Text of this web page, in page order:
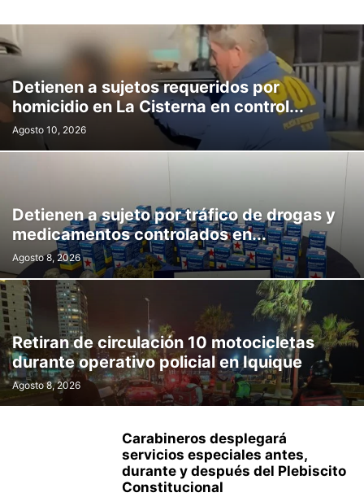
Detienen a sujetos requeridos por
homicidio en La Cisterna en control...
Agosto 10, 2026
Detienen a sujeto por tráfico de drogas y
medicamentos controlados en...
Agosto 8, 2026
Retiran de circulación 10 motocicletas
durante operativo policial en Iquique
Agosto 8, 2026
Carabineros desplegará
servicios especiales antes,
durante y después del Plebiscito
Constitucional